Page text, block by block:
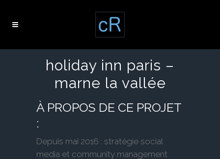
holiday inn paris –
marne la vallée
À PROPOS DE CE PROJET
:
Depuis mai 2016 : stratégie social
media et community management